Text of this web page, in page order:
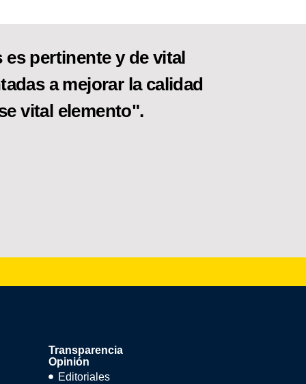
pertinente y de vital
a mejorar la calidad
vital elemento".
Transparencia
Opinión
Editoriales